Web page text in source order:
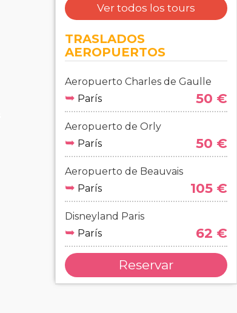
Ver todos los tours
TRASLADOS
AEROPUERTOS
Aeropuerto Charles de Gaulle
➥ París 50 €
Aeropuerto de Orly
➥ París 50 €
Aeropuerto de Beauvais
➥ París 105 €
Disneyland Paris
➥ París 62 €
Reservar